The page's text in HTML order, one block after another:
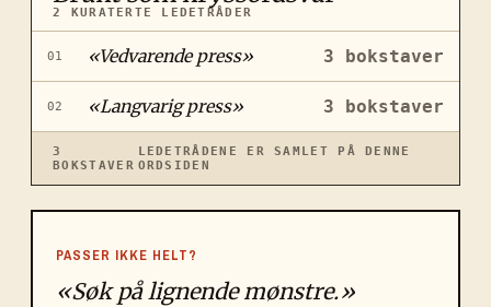
2 KURATERTE LEDETRÅDER
01 «Vedvarende press» 3 bokstaver
02 «Langvarig press» 3 bokstaver
3
BOKSTAVER
LEDETRÅDENE ER SAMLET PÅ DENNE
ORDSIDEN
PASSER IKKE HELT?
«Søk på lignende mønstre.»